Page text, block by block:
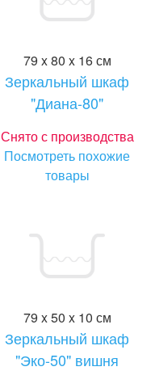
79 x 80 x 16 см
Зеркальный шкаф
"Диана-80"
Снято с производства
Посмотреть похожие
товары
79 x 50 x 10 см
Зеркальный шкаф
"Эко-50" вишня